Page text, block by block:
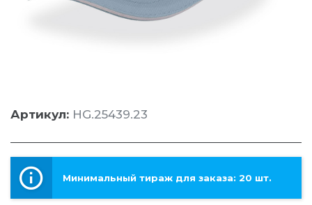
Артикул: HG.25439.23
Минимальный тираж для заказа: 20 шт.